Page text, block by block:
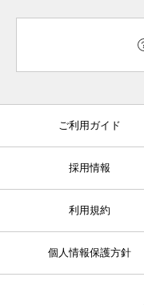
ご利用ガイド
採用情報
利用規約
個人情報保護方針